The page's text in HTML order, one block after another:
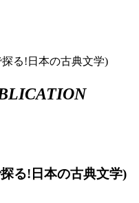
る!日本の古典文学)
る!日本の古典文学)